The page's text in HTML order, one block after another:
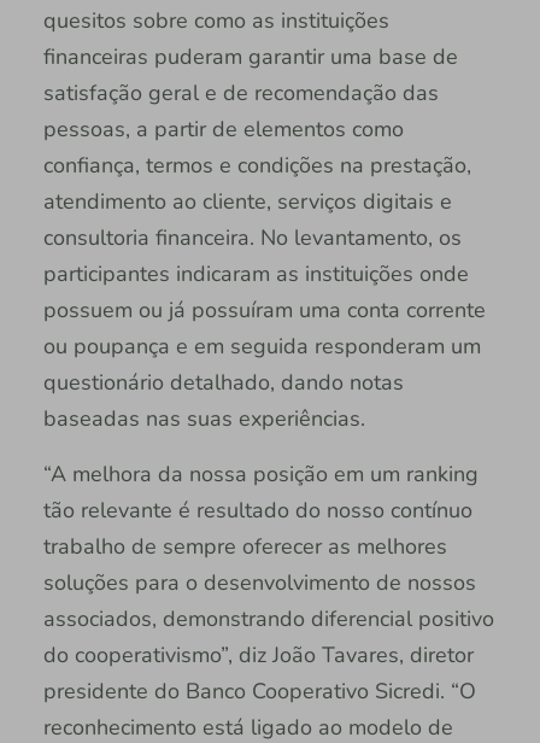
quesitos sobre como as instituições
financeiras puderam garantir uma base de
satisfação geral e de recomendação das
pessoas, a partir de elementos como
confiança, termos e condições na prestação,
atendimento ao cliente, serviços digitais e
consultoria financeira. No levantamento, os
participantes indicaram as instituições onde
possuem ou já possuíram uma conta corrente
ou poupança e em seguida responderam um
questionário detalhado, dando notas
baseadas nas suas experiências.
“A melhora da nossa posição em um ranking
tão relevante é resultado do nosso contínuo
trabalho de sempre oferecer as melhores
soluções para o desenvolvimento de nossos
associados, demonstrando diferencial positivo
do cooperativismo”, diz João Tavares, diretor
presidente do Banco Cooperativo Sicredi. “O
reconhecimento está ligado ao modelo de